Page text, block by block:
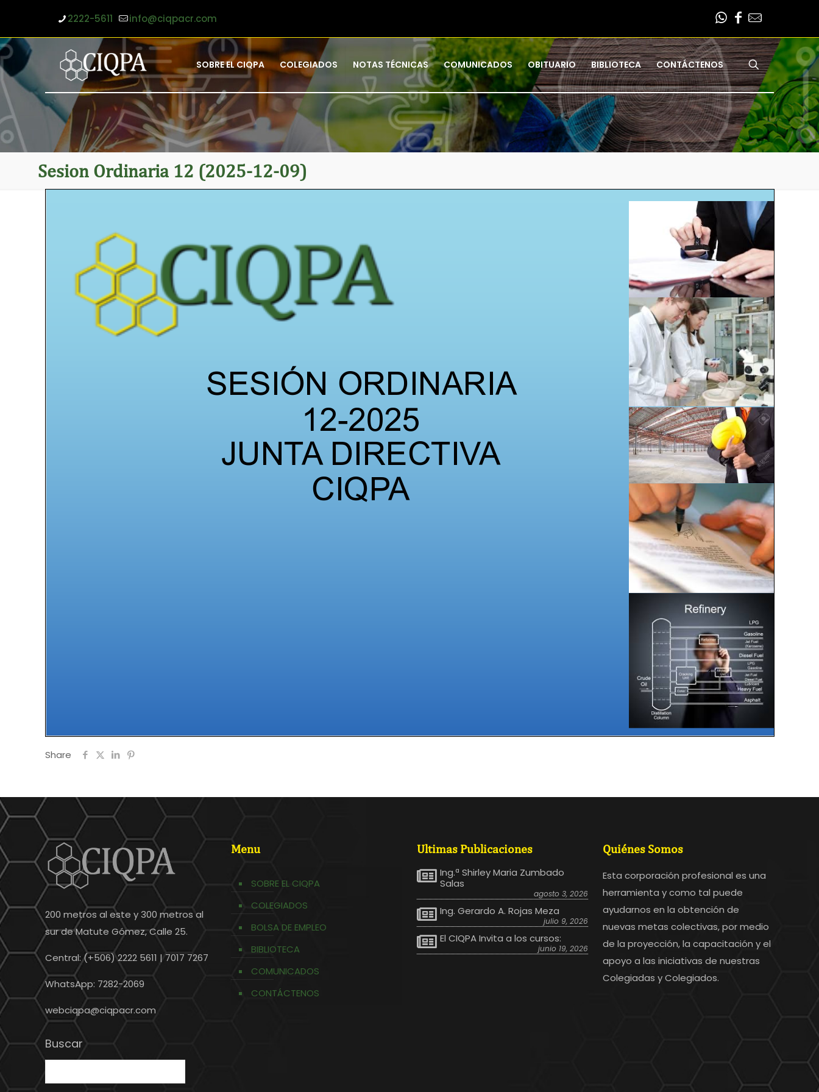
2222-5611 info@ciqpacr.com
SOBRE EL CIQPA COLEGIADOS NOTAS TÉCNICAS COMUNICADOS OBITUARIO BIBLIOTECA CONTÁCTENOS
Sesion Ordinaria 12 (2025-12-09)
Share
200 metros al este y 300 metros al
sur de Matute Gómez, Calle 25.
Central: (+506) 2222 5611 | 7017 7267
WhatsApp: 7282-2069
webciqpa@ciqpacr.com
Buscar
Menu
SOBRE EL CIQPA
COLEGIADOS
BOLSA DE EMPLEO
BIBLIOTECA
COMUNICADOS
CONTÁCTENOS
Ultimas Publicaciones
Ing.ª Shirley Maria Zumbado
Salas
agosto 3, 2026
Ing. Gerardo A. Rojas Meza
julio 9, 2026
El CIQPA Invita a los cursos:
junio 19, 2026
Quiénes Somos
Esta corporación profesional es una
herramienta y como tal puede
ayudarnos en la obtención de
nuevas metas colectivas, por medio
de la proyección, la capacitación y el
apoyo a las iniciativas de nuestras
Colegiadas y Colegiados.